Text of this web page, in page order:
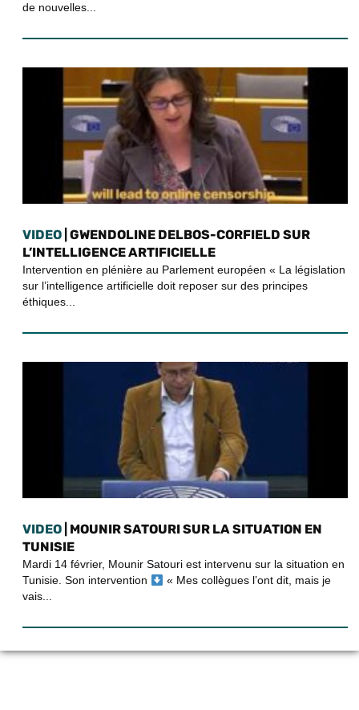
de nouvelles...
VIDEO | GWENDOLINE DELBOS-CORFIELD SUR
L’INTELLIGENCE ARTIFICIELLE
Intervention en plénière au Parlement européen « La législation
sur l’intelligence artificielle doit reposer sur des principes
éthiques...
VIDEO | MOUNIR SATOURI SUR LA SITUATION EN
TUNISIE
Mardi 14 février, Mounir Satouri est intervenu sur la situation en
Tunisie. Son intervention
« Mes collègues l’ont dit, mais je
vais...